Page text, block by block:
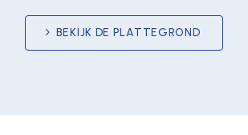
BEKIJK DE PLATTEGROND